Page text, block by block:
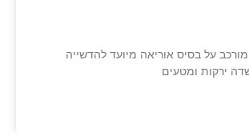
על בסיס אוריאה מיועד להדשייה
ירקות ומטעים